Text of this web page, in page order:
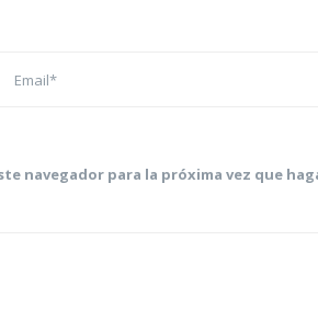
navegador para la próxima vez que